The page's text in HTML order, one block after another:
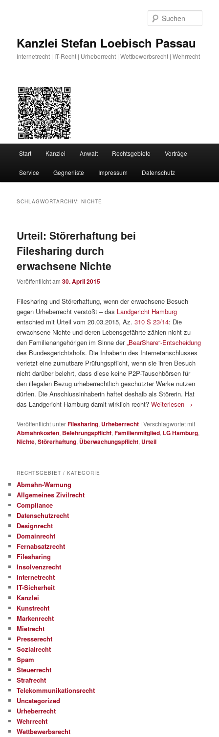
Kanzlei Stefan Loebisch Passau
Internetrecht | IT-Recht | Urheberrecht | Wettbewerbsrecht | Wehrrecht
Start Kanzlei Anwalt Rechtsgebiete Vorträge
Service Gegnerliste Impressum Datenschutz
SCHLAGWORTARCHIV:NICHTE
Urteil: Störerhaftung bei
Filesharing durch
erwachsene Nichte
Veröffentlicht am30. April 2015
Filesharing und Störerhaftung, wenn der erwachsene Besuch
gegen Urheberrecht verstößt – das Landgericht Hamburg
entschied mit Urteil vom 20.03.2015, Az.310 S 23/14: Die
erwachsene Nichte und deren Lebensgefährte zählen nicht zu
den Familienangehörigen im Sinne der„BearShare“-Entscheidung
des Bundesgerichtshofs. Die Inhaberin des Internetanschlusses
verletzt eine zumutbare Prüfungspflicht, wenn sie ihren Besuch
nicht darüber belehrt, dass diese keine P2P-Tauschbörsen für
den illegalen Bezug urheberrechtlich geschützter Werke nutzen
dürfen. Die Anschlussinhaberin haftet deshalb als Störerin. Hat
das Landgericht Hamburg damit wirklich recht?Weiterlesen →
Veröffentlicht unterFilesharing, Urheberrecht |Verschlagwortet mit
Abmahnkosten, Belehrungspflicht,Familienmitglied, LG Hamburg,
Nichte,Störerhaftung, Überwachungspflicht, Urteil
RECHTSGEBIET / KATEGORIE
Abmahn-Warnung
Allgemeines Zivilrecht
Compliance
Datenschutzrecht
Designrecht
Domainrecht
Fernabsatzrecht
Filesharing
Insolvenzrecht
Internetrecht
IT-Sicherheit
Kanzlei
Kunstrecht
Markenrecht
Mietrecht
Presserecht
Sozialrecht
Spam
Steuerrecht
Strafrecht
Telekommunikationsrecht
Uncategorized
Urheberrecht
Wehrrecht
Wettbewerbsrecht